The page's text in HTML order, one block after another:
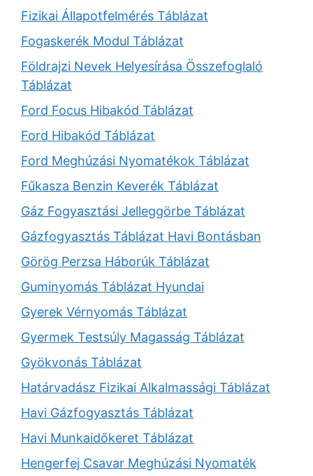
Fizikai Állapotfelmérés Táblázat
Fogaskerék Modul Táblázat
Földrajzi Nevek Helyesírása Összefoglaló
Táblázat
Ford Focus Hibakód Táblázat
Ford Hibakód Táblázat
Ford Meghúzási Nyomatékok Táblázat
Fűkasza Benzin Keverék Táblázat
Gáz Fogyasztási Jelleggörbe Táblázat
Gázfogyasztás Táblázat Havi Bontásban
Görög Perzsa Háborúk Táblázat
Guminyomás Táblázat Hyundai
Gyerek Vérnyomás Táblázat
Gyermek Testsúly Magasság Táblázat
Gyökvonás Táblázat
Határvadász Fizikai Alkalmassági Táblázat
Havi Gázfogyasztás Táblázat
Havi Munkaidőkeret Táblázat
Hengerfej Csavar Meghúzási Nyomaték